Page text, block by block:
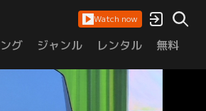
Watch now
グ ジャンル レンタル 無料